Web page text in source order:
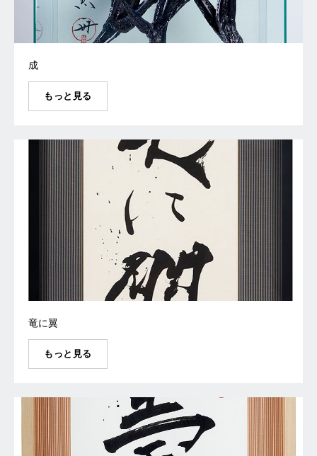
成
もっと見る
竜に翼
もっと見る